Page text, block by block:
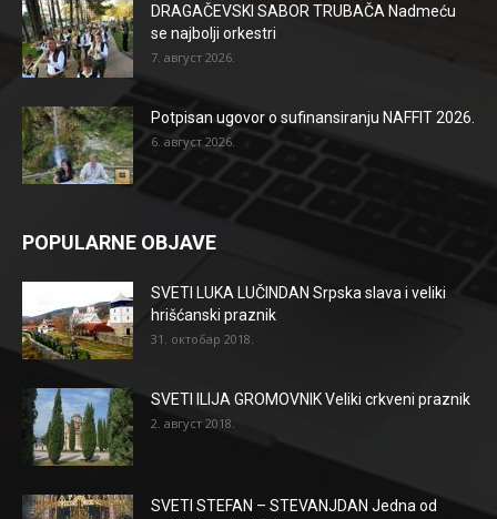
DRAGAČEVSKI SABOR TRUBAČA Nadmeću
se najbolji orkestri
7. август 2026.
Potpisan ugovor o sufinansiranju NAFFIT 2026.
6. август 2026.
POPULARNE OBJAVE
SVETI LUKA LUČINDAN Srpska slava i veliki
hrišćanski praznik
31. октобар 2018.
SVETI ILIJA GROMOVNIK Veliki crkveni praznik
2. август 2018.
SVETI STEFAN – STEVANJDAN Jedna od